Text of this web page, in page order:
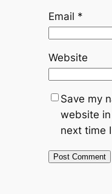
Email *
Website
Save my
website
next time